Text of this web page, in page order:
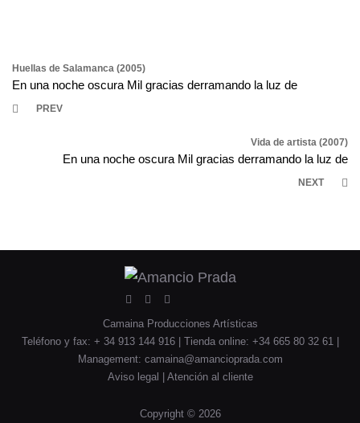
Navegación
de
entradas
Huellas de Salamanca (2005)
En una noche oscura Mil gracias derramando la luz de
PREV
Vida de artista (2007)
En una noche oscura Mil gracias derramando la luz de
NEXT
Facebook
YouTube
Twitter
TotoOnline
SlotTogelTogel
Camaina Producciones Artísticas
Teléfono y fax: + 34 913 144 916 | Tienda online: +34 665 80 32 61 |
Management: camaina@amancioprada.com
Aviso legal
Atención al cliente
Copyright © 2026